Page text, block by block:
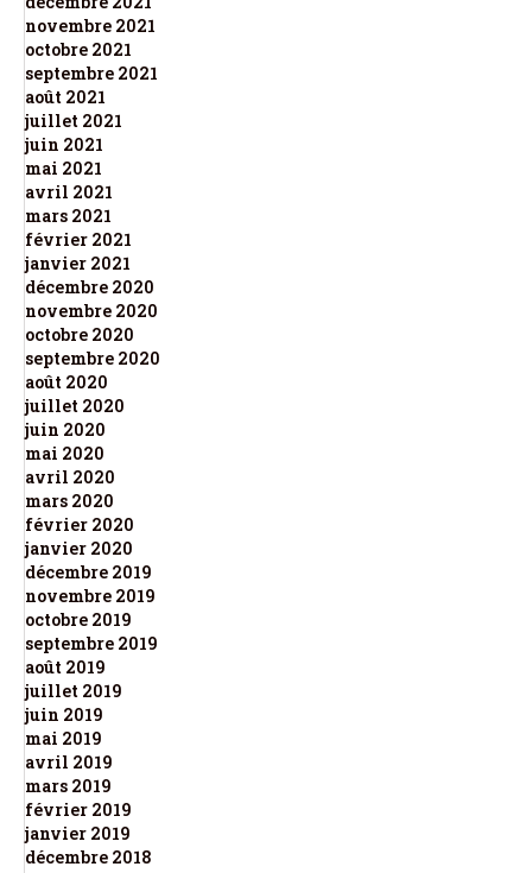
novembre 2021
octobre 2021
septembre 2021
août 2021
juillet 2021
juin 2021
mai 2021
avril 2021
mars 2021
février 2021
janvier 2021
décembre 2020
novembre 2020
octobre 2020
septembre 2020
août 2020
juillet 2020
juin 2020
mai 2020
avril 2020
mars 2020
février 2020
janvier 2020
décembre 2019
novembre 2019
octobre 2019
septembre 2019
août 2019
juillet 2019
juin 2019
mai 2019
avril 2019
mars 2019
février 2019
janvier 2019
décembre 2018